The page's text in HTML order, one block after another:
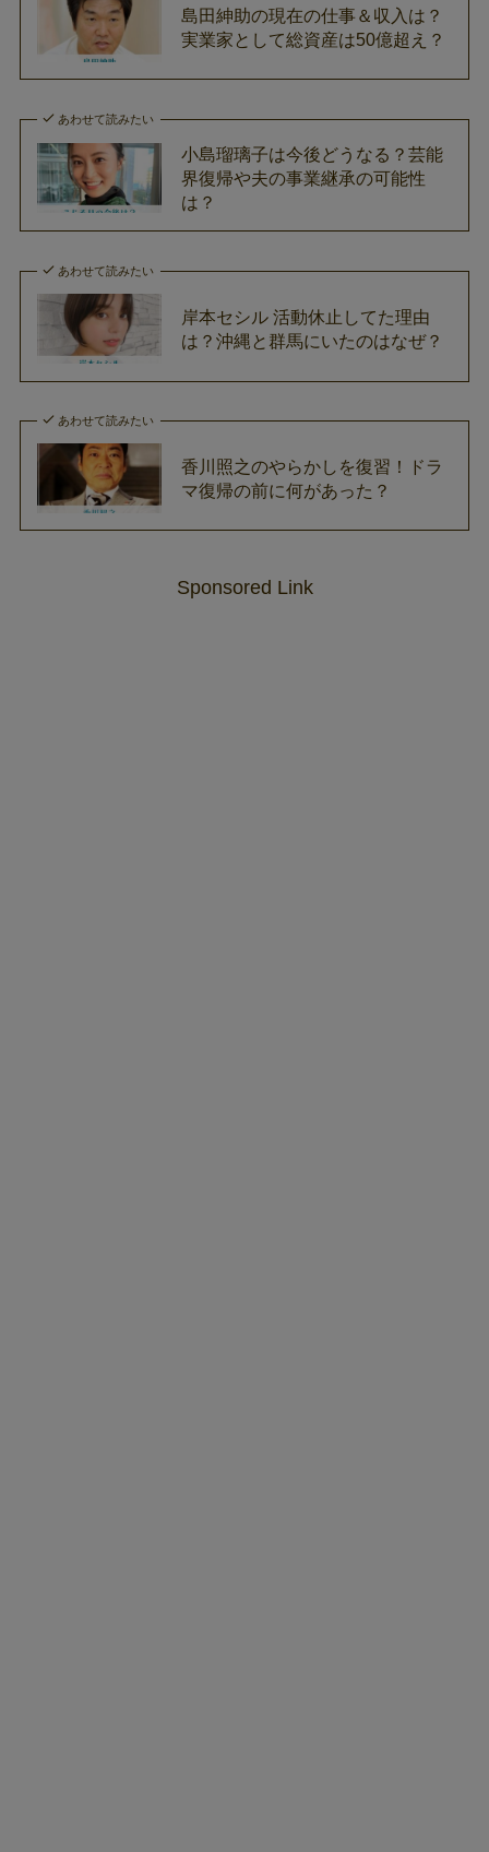
島田紳助の現在の仕事＆収入は？
実業家として総資産は50億超え？
あわせて読みたい
小島瑠璃子は今後どうなる？芸能
界復帰や夫の事業継承の可能性
は？
あわせて読みたい
岸本セシル 活動休止してた理由
は？沖縄と群馬にいたのはなぜ？
あわせて読みたい
香川照之のやらかしを復習！ドラ
マ復帰の前に何があった？
Sponsored Link